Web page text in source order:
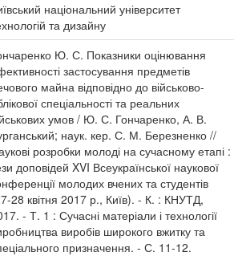
національний університет
та дизайну
Ю. С. Показники оцінювання
застосування предметів
майна відповідно до військово-
спеціальності та реальних
умов / Ю. С. Гончаренко, А. В.
наук. кер. С. М. Березненко //
розробки молоді на сучасному етапі :
доповідей XVI Всеукраїнської наукової
молодих вчених та студентів
28 квітня 2017 р., Київ). - К. : КНУТД,
- Т. 1 : Сучасні матеріали і технології
виробів широкого вжитку та
призначення. - С. 11-12.